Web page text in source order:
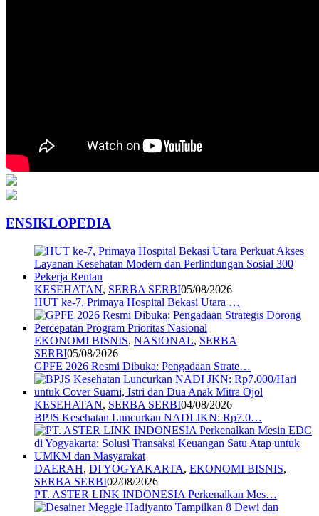
ENSIKLOPEDIA
KESEHATAN, SERBA SERBI05/08/2026
HUT ke-7, Primaya Hospital Bekasi Utara …
EKONOMI BISNIS, NASIONAL, SERBA
SERBI05/08/2026
GPFE 2026 Resmi Dibuka: Pengadaan Strate…
KESEHATAN, SERBA SERBI04/08/2026
BPJS Kesehatan Luncurkan NADI JKN: Rp7.0…
DAERAH, DI YOGYAKARTA, EKONOMI BISNIS,
SERBA SERBI02/08/2026
PT. ASTER LINK INDONESIA Perkenalkan Mes…